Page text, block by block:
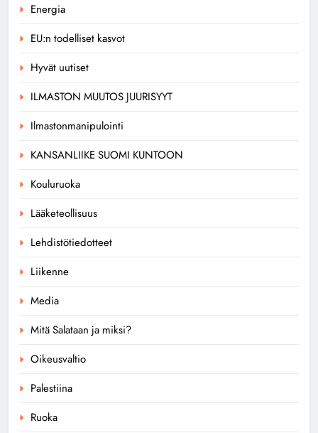
Energia
EU:n todelliset kasvot
Hyvät uutiset
ILMASTON MUUTOS JUURISYYT
Ilmastonmanipulointi
KANSANLIIKE SUOMI KUNTOON
Kouluruoka
Lääketeollisuus
Lehdistötiedotteet
Liikenne
Media
Mitä Salataan ja miksi?
Oikeusvaltio
Palestiina
Ruoka